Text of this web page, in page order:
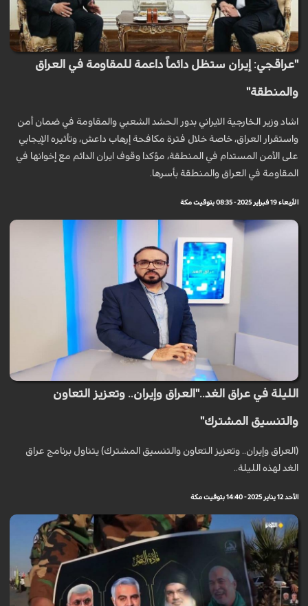
"عراقجي: إيران ستظل دائماً داعمة للمقاومة في العراق
والمنطقة"
اشاد وزير الخارجية الايراني بدور الحشد الشعبي والمقاومة في ضمان أمن
واستقرار العراق، خاصة خلال فترة مكافحة إرهاب داعش، وتأثيره الإيجابي
على الأمن المستدام في المنطقة، مؤكدا وقوف ايران الدائم مع إخوانها في
المقاومة في العراق والمنطقة بأسرها.
الأربعاء 19 فبراير 2025 - 08:35 بتوقيت مكة
الليلة في عراق الغد.."العراق وإيران.. وتعزيز التعاون
والتنسيق المشترك"
(العراق وإيران.. وتعزيز التعاون والتنسيق المشترك) يتناول برنامج عراق
الغد لهذه الليلة..
الأحد 12 يناير 2025 - 14:40 بتوقيت مكة